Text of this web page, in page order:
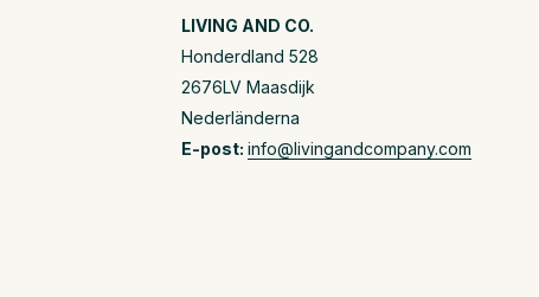
LIVING AND CO.
Honderdland 528
2676LV Maasdijk
Nederländerna
E-post: info@livingandcompany.com